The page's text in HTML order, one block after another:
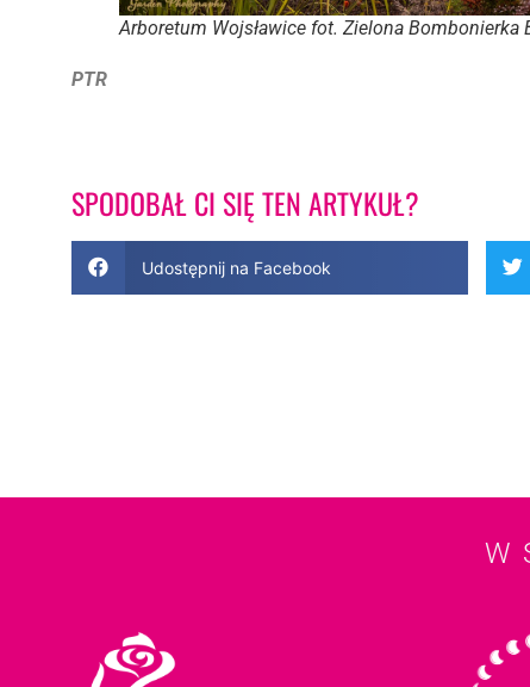
Arboretum Wojsławice fot. Zielona Bombonierka
PTR
SPODOBAŁ CI SIĘ TEN ARTYKUŁ?
Udostępnij na Facebook